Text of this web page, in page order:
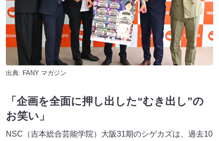
出典: FANY マガジン
「企画を全面に押し出した“むき出し”の
お笑い」
NSC（吉本総合芸能学院）大阪31期のシゲカズは、過去10